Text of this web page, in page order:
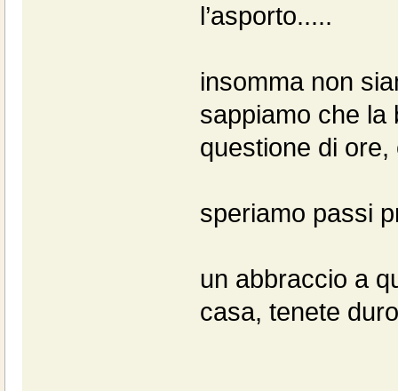
l’asporto.....
insomma non
sappiamo che la
questione di
speriamo passi
un abbraccio a
casa, tenete